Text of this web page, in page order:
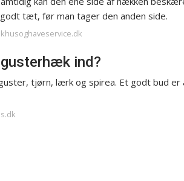
tæt, før man tager den anden side.
ind?
tjørn, lærk og spirea. Et godt bud er